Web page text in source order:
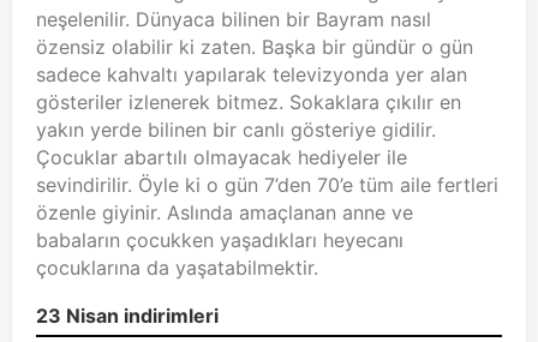
neşelenilir. Dünyaca bilinen bir Bayram nasıl
özensiz olabilir ki zaten. Başka bir gündür o gün
sadece kahvaltı yapılarak televizyonda yer alan
gösteriler izlenerek bitmez. Sokaklara çıkılır en
yakın yerde bilinen bir canlı gösteriye gidilir.
Çocuklar abartılı olmayacak hediyeler ile
sevindirilir. Öyle ki o gün 7’den 70’e tüm aile fertleri
özenle giyinir. Aslında amaçlanan anne ve
babaların çocukken yaşadıkları heyecanı
çocuklarına da yaşatabilmektir.
23 Nisan indirimleri